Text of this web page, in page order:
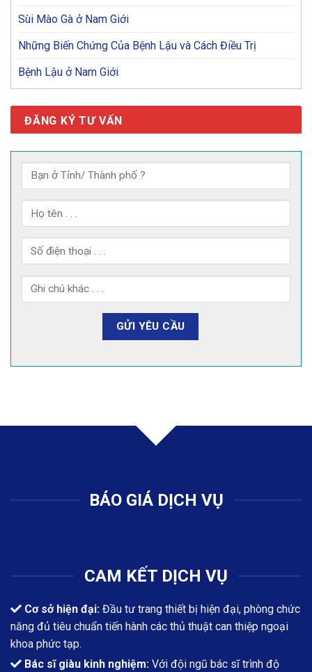
Sùi Mào Gà ở Nam Giới
Những Biến Chứng Của Bệnh Lậu và Cách Điều Trị
Bệnh Lậu ở Nam Giới
ĐĂNG KÝ TƯ VẤN
BÁO GIÁ DỊCH VỤ
CAM KẾT DỊCH VỤ
Cơ sở hiện đại: Đầu tư trang thiết bị hiện đại, phòng chức
năng đủ tiêu chuẩn tiến hành các thủ thuật can thiệp ngoại
khoa phức tạp.
Bác sĩ giàu kinh nghiệm: Với đội ngũ bác sĩ trình độ